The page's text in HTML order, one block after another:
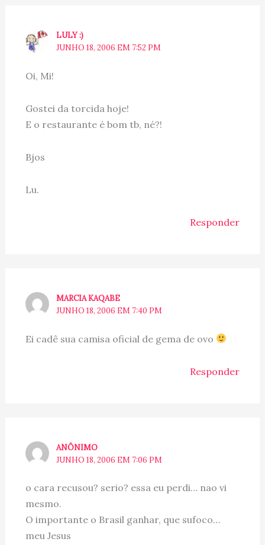
LULY :)
JUNHO 18, 2006 EM 7:52 PM
Oi, Mi!
Gostei da torcida hoje!
E o restaurante é bom tb, né?!
Bjos
Lu.
Responder
MARCIA KAQABE
JUNHO 18, 2006 EM 7:40 PM
Ei cadê sua camisa oficial de gema de ovo
Responder
ANÔNIMO
JUNHO 18, 2006 EM 7:06 PM
o cara recusou? serio? essa eu perdi… nao vi
mesmo.
O importante o Brasil ganhar, que sufoco…
meu Jesus